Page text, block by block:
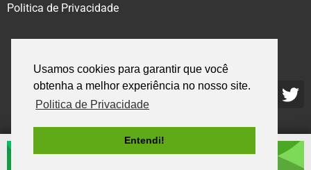
Usamos cookies para garantir que você
obtenha a melhor experiência no nosso site.
Politica de Privacidade
Entendi!
Politica de Privacidade